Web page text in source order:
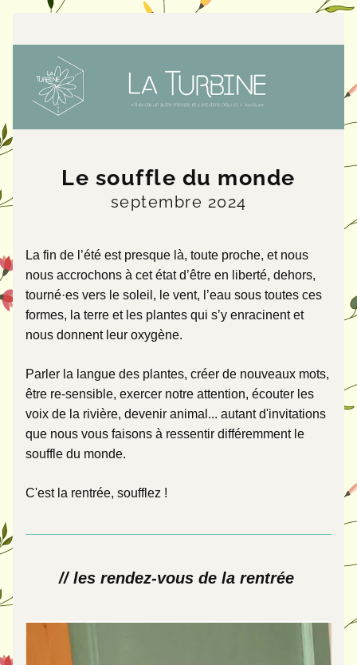
Le souffle du monde
septembre 2024
La fin de l’été est presque là, toute proche, et nous
nous accrochons à cet état d’être en liberté, dehors,
tourné·es vers le soleil, le vent, l’eau sous toutes ces
formes, la terre et les plantes qui s’y enracinent et
nous donnent leur oxygène.
Parler la langue des plantes, créer de nouveaux mots,
être re-sensible, exercer notre attention, écouter les
voix de la rivière, devenir animal... autant d'invitations
que nous vous faisons à ressentir différemment le
souffle du monde.
C'est la rentrée, soufflez !
// les rendez-vous de la rentrée